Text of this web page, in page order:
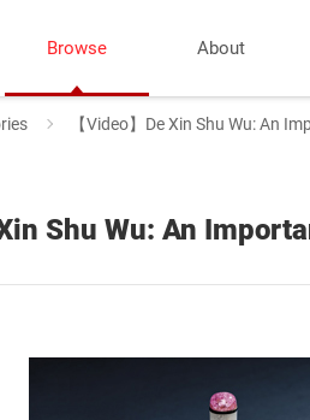
Browse About
【Video】De Xin Shu Wu: An
Xin Shu Wu: An